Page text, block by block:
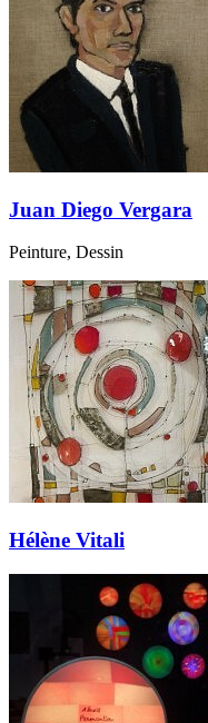
Juan Diego Vergara
Peinture, Dessin
Hélène Vitali